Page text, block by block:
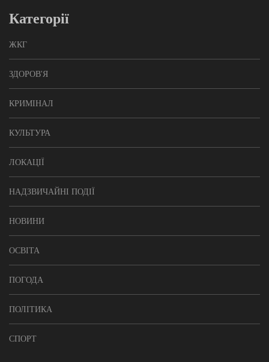
Категорії
ЖКГ
ЗДОРОВ'Я
КРИМІНАЛ
КУЛЬТУРА
ЛОКАЦІЇ
НАДЗВИЧАЙНІ ПОДІЇ
НОВИНИ
ОСВІТА
ПОГОДА
ПОЛІТИКА
СПОРТ